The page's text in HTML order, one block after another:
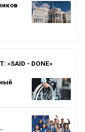
«SAID - DONE»